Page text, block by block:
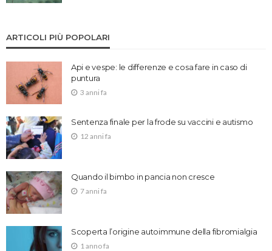
ARTICOLI PIÙ POPOLARI
Api e vespe: le differenze e cosa fare in caso di
puntura
3 anni fa
Sentenza finale per la frode su vaccini e autismo
12 anni fa
Quando il bimbo in pancia non cresce
7 anni fa
Scoperta l’origine autoimmune della fibromialgia
1 anno fa